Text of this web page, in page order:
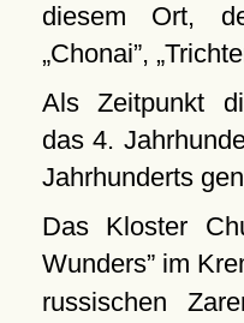
diesem Ort,
Chonai ,
Als Zeitpunkt
das 4.
Jahrhunderts
Das Kloster
Wunders im
russischen